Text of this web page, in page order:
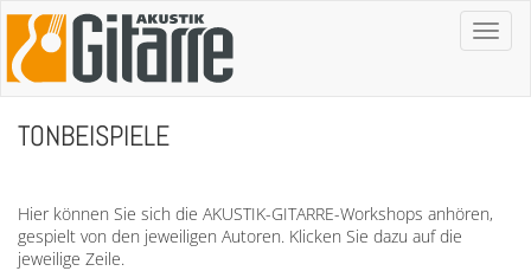
Toggle
TONBEISPIELE
Hier können Sie sich die AKUSTIK-GITARRE-Workshops anhören,
gespielt von den jeweiligen Autoren. Klicken Sie dazu auf die
jeweilige Zeile.